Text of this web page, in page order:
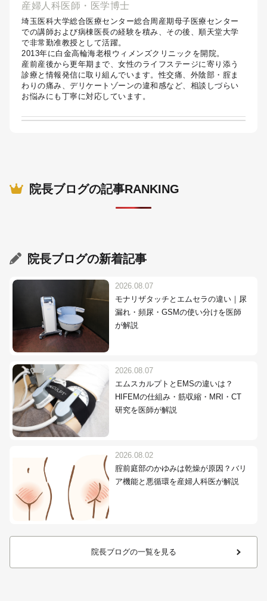
産婦人科医師・医学博士
埼玉医科大学総合医療センター総合周産期母子医療センター
での講師および病棟医長の経験を積み、その後、順天堂大学
で非常勤准教授として活躍。
2013年に白金高輪海老根ウィメンズクリニックを開院。
産前産後から更年期まで、女性のライフステージに寄り添う
診療と情報発信に取り組んでいます。性交痛、外陰部・腟ま
わりの痛み、デリケートゾーンの違和感など、相談しづらい
お悩みにも丁寧に対応しています。
院長ブログの記事RANKING
院長ブログの新着記事
2026.08.07
モナリザタッチとエムセラの違い｜尿
漏れ・頻尿・GSMの使い分けを医師
が解説
2026.08.07
エムスカルプトとEMSの違いは？
HIFEMの仕組み・筋収縮・MRI・CT
研究を医師が解説
2026.08.02
腟前庭部のかゆみは乾燥が原因？バリ
ア機能と悪循環を産婦人科医が解説
院長ブログの一覧を見る